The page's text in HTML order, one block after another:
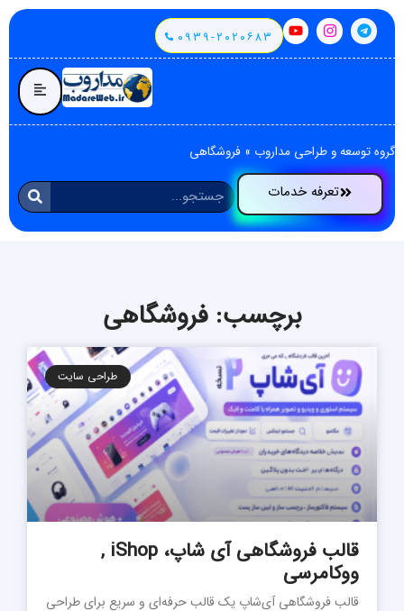
۰۹۳۹-۲۰۲۰۶۸۳
گروه توسعه و طراحی مداروب » فروشگاهی
تعرفه خدمات
برچسب: فروشگاهی
طراحی سایت
قالب فروشگاهی آی شاپ، iShop ,
ووکامرسی
قالب فروشگاهی آی‌شاپ یک قالب حرفه‌ای و سریع برای طراحی